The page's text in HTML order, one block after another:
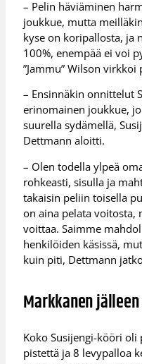
– Pelin häviäminen
joukkue, mutta
kyse on koripallosta, ja
100%, enempää ei voi
”Jammu” Wilson virkkoi
– Ensinnäkin onnittelut
erinomainen joukkue,
suurella sydämellä,
Dettmann aloitti.
– Olen todella ylpeä
rohkeasti, sisulla ja
takaisin peliin toisella
on aina pelata
voittaa. Saimme
henkilöiden käsissä,
kuin piti, Dettmann
Markkanen
Koko Susijengi-kööri
pistettä ja 8 levypalloa